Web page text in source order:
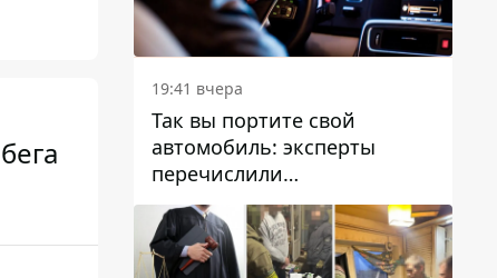
19:41 вчера
Так вы портите свой
автомобиль: эксперты
перечислили
распространенные
привычки водителей,
которые на самом деле